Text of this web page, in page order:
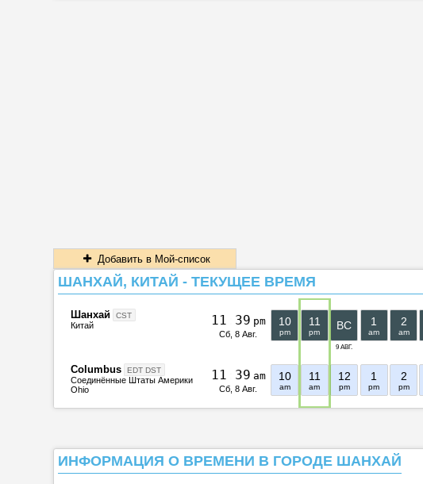
Добавить в Мой-список
ШАНХАЙ, КИТАЙ - ТЕКУЩЕЕ ВРЕМЯ
Шанхай CST
Китай 1 1 39 pm
Сб, 8 Авг.
10
pm
11
pm
9 АВГ.
ВС 1
am
2
am
Columbus EDT DST
Соединённые Штаты Америки
Ohio
1 1 39 am
Сб, 8 Авг.
10
am
11
am
12
pm
1
pm
2
pm
ИНФОРМАЦИЯ О ВРЕМЕНИ В ГОРОДЕ ШАНХАЙ